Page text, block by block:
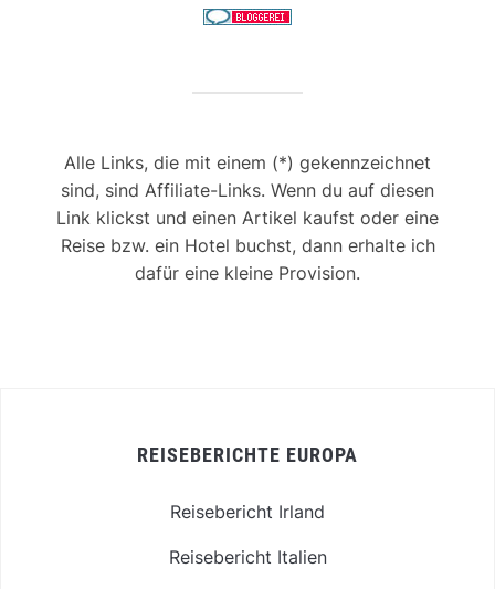
Alle Links, die mit einem (*) gekennzeichnet
sind, sind Affiliate-Links. Wenn du auf diesen
Link klickst und einen Artikel kaufst oder eine
Reise bzw. ein Hotel buchst, dann erhalte ich
dafür eine kleine Provision.
REISEBERICHTE EUROPA
Reisebericht Irland
Reisebericht Italien